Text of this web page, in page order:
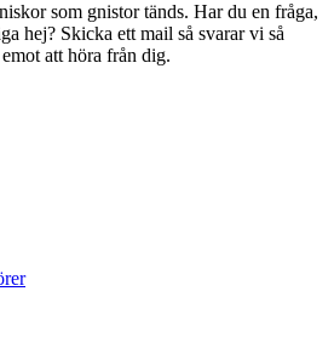
som gnistor tänds. Har du en fråga,
hej? Skicka ett mail så svarar vi så
att höra från dig.